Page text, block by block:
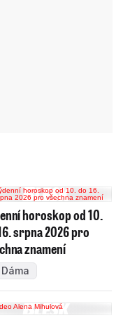
horoskop od 10.
srpna 2026 pro
znamení
Dáma